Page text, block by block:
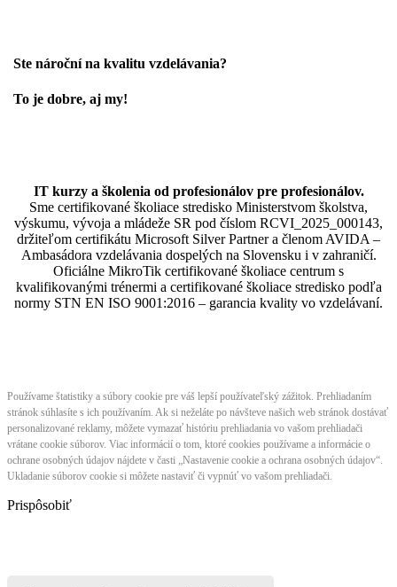
Ste nároční na kvalitu vzdelávania?
To je dobre, aj my!
IT kurzy a školenia od profesionálov pre profesionálov.
Sme certifikované školiace stredisko Ministerstvom školstva,
výskumu, vývoja a mládeže SR pod číslom RCVI_2025_000143,
držiteľom certifikátu Microsoft Silver Partner a členom AVIDA –
Ambasádora vzdelávania dospelých na Slovensku i v zahraničí.​​​​​​​​​​​​​​​​
Oficiálne MikroTik certifikované školiace centrum s
kvalifikovanými trénermi ​​​​​​​​​​a certifikované školiace stredisko podľa
normy STN EN ISO 9001:2016 – garancia kvality vo vzdelávaní.
Používame štatistiky a súbory cookie pre váš lepší používateľský zážitok. Prehliadaním
stránok súhlasíte s ich používaním. Ak si neželáte po návšteve našich web stránok dostávať
personalizované reklamy, môžete vymazať históriu prehliadania vo vašom prehliadači
vrátane cookie súborov. Viac informácií o tom, ktoré cookies používame a informácie o
ochrane osobných údajov nájdete v časti „Nastavenie cookie a ochrana osobných údajov“.
Ukladanie súborov cookie si môžete nastaviť či vypnúť vo vašom prehliadači.
Prispôsobiť